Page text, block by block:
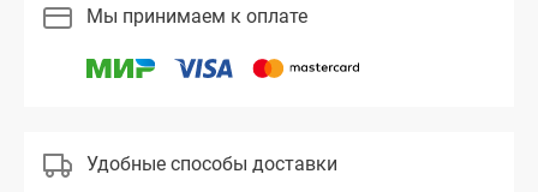
Мы принимаем к оплате
Удобные способы доставки